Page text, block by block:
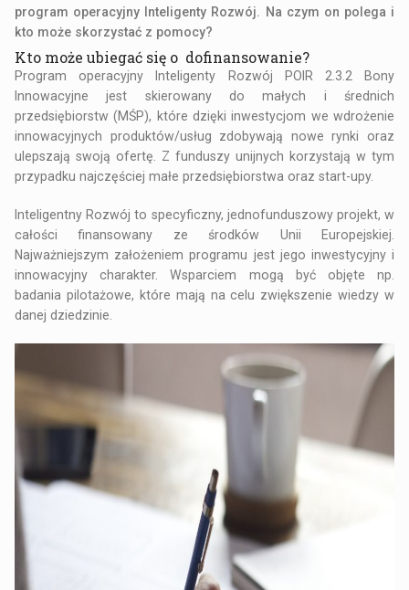
program operacyjny Inteligenty Rozwój. Na czym on polega i
kto może skorzystać z pomocy?
Kto może ubiegać się o dofinansowanie?
Program operacyjny Inteligenty Rozwój POIR 2.3.2 Bony
Innowacyjne jest skierowany do małych i średnich
przedsiębiorstw (MŚP), które dzięki inwestycjom we wdrożenie
innowacyjnych produktów/usług zdobywają nowe rynki oraz
ulepszają swoją ofertę. Z funduszy unijnych korzystają w tym
przypadku najczęściej małe przedsiębiorstwa oraz start-upy.
Inteligentny Rozwój to specyficzny, jednofunduszowy projekt, w
całości finansowany ze środków Unii Europejskiej.
Najważniejszym założeniem programu jest jego inwestycyjny i
innowacyjny charakter. Wsparciem mogą być objęte np.
badania pilotażowe, które mają na celu zwiększenie wiedzy w
danej dziedzinie.